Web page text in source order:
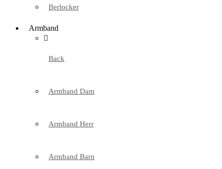
Berlocker
Armband
Back
Armband Dam
Armband Herr
Armband Barn